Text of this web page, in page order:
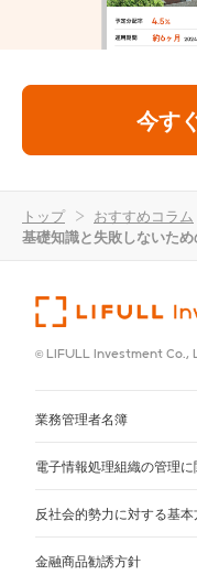
今す
トップ > おすすめコラム
基礎知識と失敗しないた
© LIFULL Investment Co.,
業務管理者名簿
電子情報処理組織の管理
反社会的勢力に対する基本
金融商品勧誘方針